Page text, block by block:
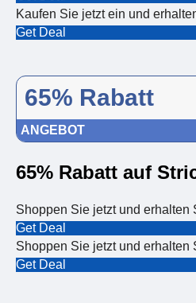
Kaufen Sie jetzt ein und
Get Deal
65% Rabatt
ANGEBOT
65% Rabatt auf
Shoppen Sie jetzt und erhalten
Get Deal
Shoppen Sie jetzt und erhalten
Get Deal